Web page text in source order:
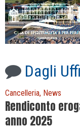
Dagli
Cancelleria, News
Rendiconto
anno 2025